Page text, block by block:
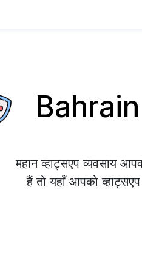
Bahrain
महान व्हाट्सएप व्यवसाय
हैं तो यहाँ आपको